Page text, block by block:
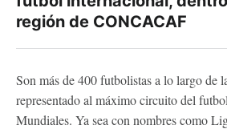
región de CONCACAF
Son más de 400 futbolistas a lo largo de
representado al máximo circuito del
Mundiales. Ya sea con nombres como